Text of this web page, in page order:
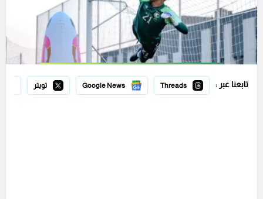
تابعنا عبر : Threads
Google News تويتر